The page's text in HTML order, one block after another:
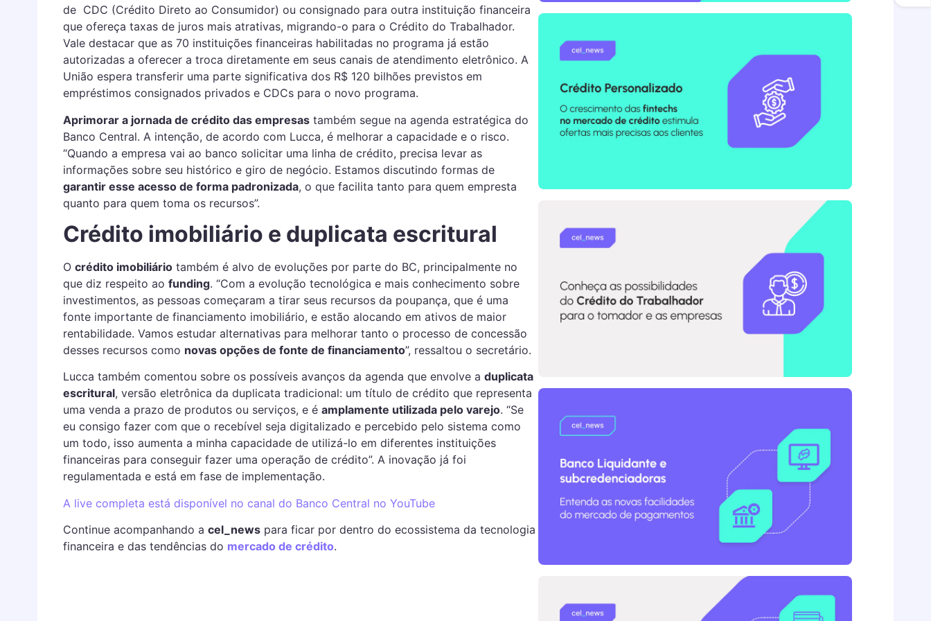
de CDC (Crédito Direto ao Consumidor) ou consignado para outra instituição financeira
que ofereça taxas de juros mais atrativas, migrando-o para o Crédito do Trabalhador.
Vale destacar que as 70 instituições financeiras habilitadas no programa já estão
autorizadas a oferecer a troca diretamente em seus canais de atendimento eletrônico. A
União espera transferir uma parte significativa dos R$ 120 bilhões previstos em
empréstimos consignados privados e CDCs para o novo programa.
Aprimorar a jornada de crédito das empresastambém segue na agenda estratégica do
Banco Central. A intenção, de acordo com Lucca, é melhorar a capacidade e o risco.
“Quando a empresa vai ao banco solicitar uma linha de crédito, precisa levar as
informações sobre seu histórico e giro de negócio. Estamos discutindo formas de
garantir esse acesso de forma padronizada, o que facilita tanto para quem empresta
quanto para quem toma os recursos”.
Crédito imobiliário e duplicata escritural
O crédito imobiliáriotambém é alvo de evoluções por parte do BC, principalmente no
que diz respeito ao funding. “Com a evolução tecnológica e mais conhecimento sobre
investimentos, as pessoas começaram a tirar seus recursos da poupança, que é uma
fonte importante de financiamento imobiliário, e estão alocando em ativos de maior
rentabilidade. Vamos estudar alternativas para melhorar tanto o processo de concessão
desses recursos como novas opções de fonte de financiamento”, ressaltou o secretário.
Lucca também comentou sobre os possíveis avanços da agenda que envolve a duplicata
escritural, versão eletrônica da duplicata tradicional: um título de crédito que representa
uma venda a prazo de produtos ou serviços, e é amplamente utilizada pelo varejo. “Se
eu consigo fazer com que o recebível seja digitalizado e percebido pelo sistema como
um todo, isso aumenta a minha capacidade de utilizá-lo em diferentes instituições
financeiras para conseguir fazer uma operação de crédito”. A inovação já foi
regulamentada e está em fase de implementação.
A live completa está disponível no canal do Banco Central no YouTube
Continue acompanhando a cel_newspara ficar por dentro do ecossistema da tecnologia
financeira e das tendências do mercado de crédito.